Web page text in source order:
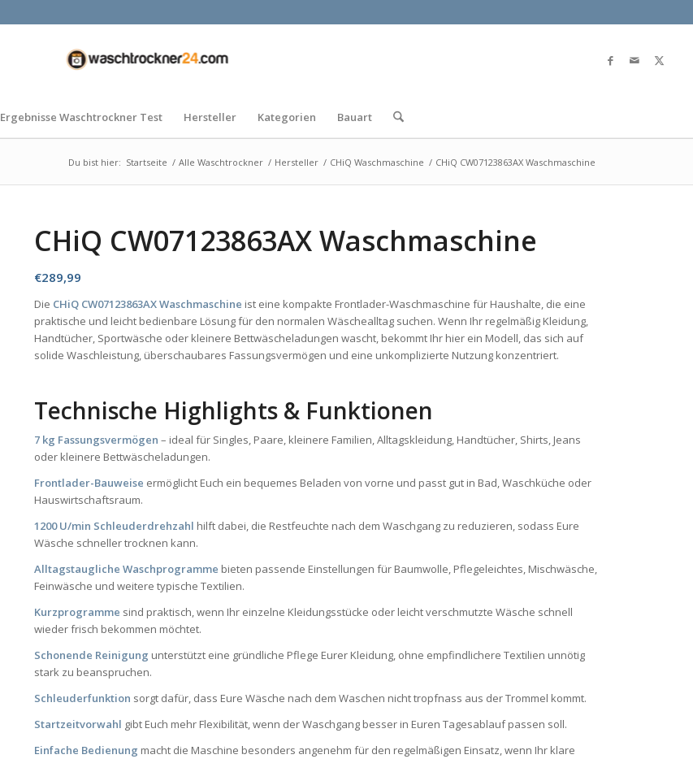
Ergebnisse Waschtrockner Test Hersteller Kategorien Bauart
Du bist hier: Startseite / Alle Waschtrockner / Hersteller / CHiQ Waschmaschine / CHiQ CW07123863AX Waschmaschine
CHiQ CW07123863AX Waschmaschine
€289,99
Die CHiQ CW07123863AX Waschmaschine ist eine kompakte Frontlader-Waschmaschine für Haushalte, die eine
praktische und leicht bedienbare Lösung für den normalen Wäschealltag suchen. Wenn Ihr regelmäßig Kleidung,
Handtücher, Sportwäsche oder kleinere Bettwäscheladungen wascht, bekommt Ihr hier ein Modell, das sich auf
solide Waschleistung, überschaubares Fassungsvermögen und eine unkomplizierte Nutzung konzentriert.
Technische Highlights & Funktionen
7 kg Fassungsvermögen – ideal für Singles, Paare, kleinere Familien, Alltagskleidung, Handtücher, Shirts, Jeans
oder kleinere Bettwäscheladungen.
Frontlader-Bauweise ermöglicht Euch ein bequemes Beladen von vorne und passt gut in Bad, Waschküche oder
Hauswirtschaftsraum.
1200 U/min Schleuderdrehzahl hilft dabei, die Restfeuchte nach dem Waschgang zu reduzieren, sodass Eure
Wäsche schneller trocknen kann.
Alltagstaugliche Waschprogramme bieten passende Einstellungen für Baumwolle, Pflegeleichtes, Mischwäsche,
Feinwäsche und weitere typische Textilien.
Kurzprogramme sind praktisch, wenn Ihr einzelne Kleidungsstücke oder leicht verschmutzte Wäsche schnell
wieder frisch bekommen möchtet.
Schonende Reinigung unterstützt eine gründliche Pflege Eurer Kleidung, ohne empfindlichere Textilien unnötig
stark zu beanspruchen.
Schleuderfunktion sorgt dafür, dass Eure Wäsche nach dem Waschen nicht tropfnass aus der Trommel kommt.
Startzeitvorwahl gibt Euch mehr Flexibilität, wenn der Waschgang besser in Euren Tagesablauf passen soll.
Einfache Bedienung macht die Maschine besonders angenehm für den regelmäßigen Einsatz, wenn Ihr klare